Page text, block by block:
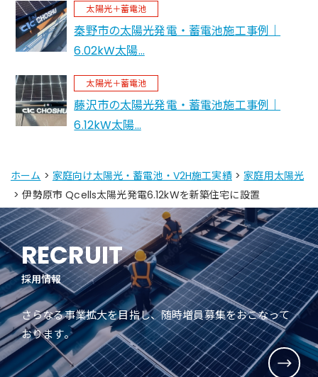
太陽光＋蓄電池
秦野市の太陽光発電・蓄電池施工事例｜
6.02kW太陽…
太陽光＋蓄電池
藤沢市の太陽光発電・蓄電池施工事例｜
6.12kW太陽…
ホーム > 家庭向け太陽光・蓄電池・V2H施工実績>家庭用太陽光
> 伊勢原市 Qcells太陽光発電6.12kWを新築住宅に設置
RECRUIT
採用情報
さらなる事業拡大を目指し、随時増員募集をおこなって
おります。